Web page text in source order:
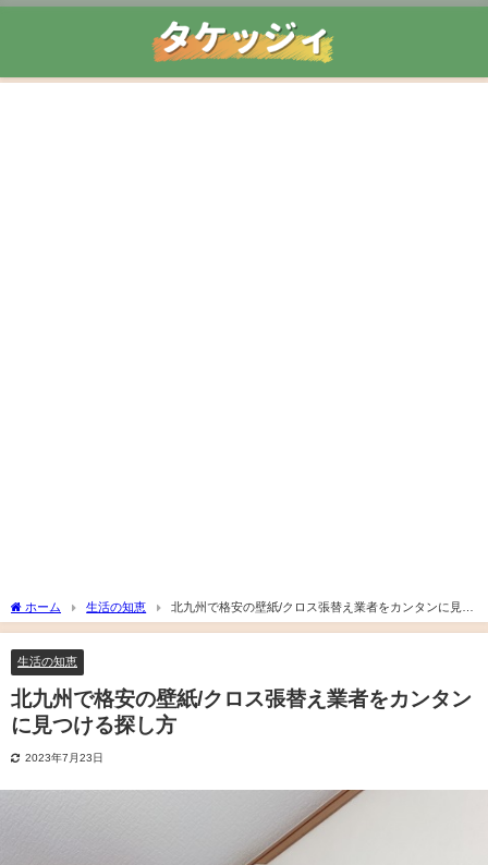
ホーム 生活の知恵
北九州で格安の壁紙/クロス張替え業者をカンタンに見つ
ける探し方
生活の知恵
北九州で格安の壁紙/クロス張替え業者をカンタン
に見つける探し方
2023年7月23日